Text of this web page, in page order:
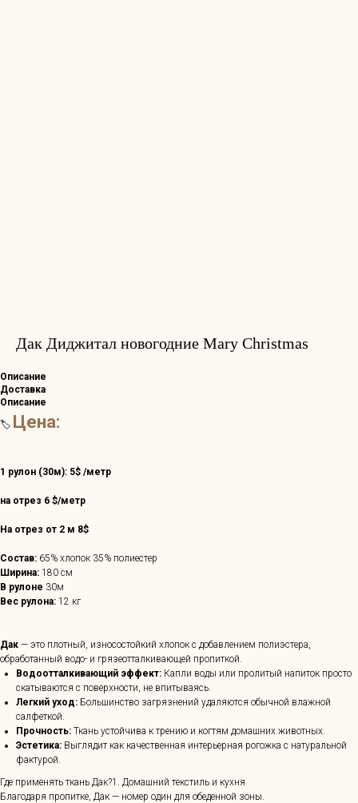
Дак Диджитал новогодние Mary Christmas
Описание
Доставка
Описание
🏷️ Цена:
1 рулон (30м): 5$ /метр
на отрез 6 $/метр
На отрез от 2 м 8$
Состав: 65% хлопок 35% полиестер
Ширина: 180 см
В рулоне 30м
Вес рулона: 12 кг
Дак — это плотный, износостойкий хлопок с добавлением полиэстера,
обработанный водо- и грязеотталкивающей пропиткой.
Водоотталкивающий эффект: Капли воды или пролитый напиток просто
скатываются с поверхности, не впитываясь.
Легкий уход: Большинство загрязнений удаляются обычной влажной
салфеткой.
Прочность: Ткань устойчива к трению и когтям домашних животных.
Эстетика: Выглядит как качественная интерьерная рогожка с натуральной
фактурой.
Где применять ткань Дак?1. Домашний текстиль и кухня
Благодаря пропитке, Дак — номер один для обеденной зоны.